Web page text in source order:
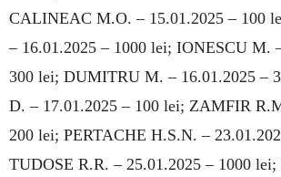
CALINEAC M.O. – 15.01.2025 – 100
– 16.01.2025 – 1000 lei; IONESCU M.
300 lei; DUMITRU M. – 16.01.2025 –
D. – 17.01.2025 – 100 lei; ZAM­FIR
200 lei; PER­TACHE H.S.N. –
TUDOSE R.R. – 25.01.2025 – 1000